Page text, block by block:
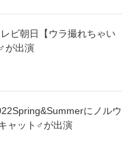
ビ朝日【ウラ撮れちゃい
が出演
にノルウ
ャット♂が出演